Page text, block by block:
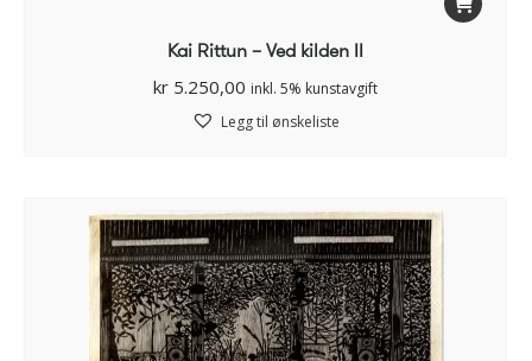
Kai Rittun – Ved kilden II
kr 5.250,00 inkl. 5% kunstavgift
Legg til ønskeliste